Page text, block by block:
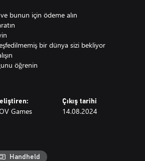
bunun için ödeme alın
bir dünya sizi bekliyor
öğrenin
Games
Çıkış tarihi
14.08.2024
Handheld